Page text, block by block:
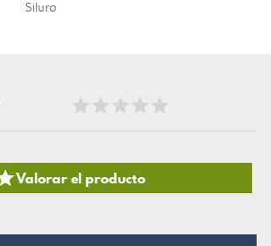
Siluro
Valorar el producto